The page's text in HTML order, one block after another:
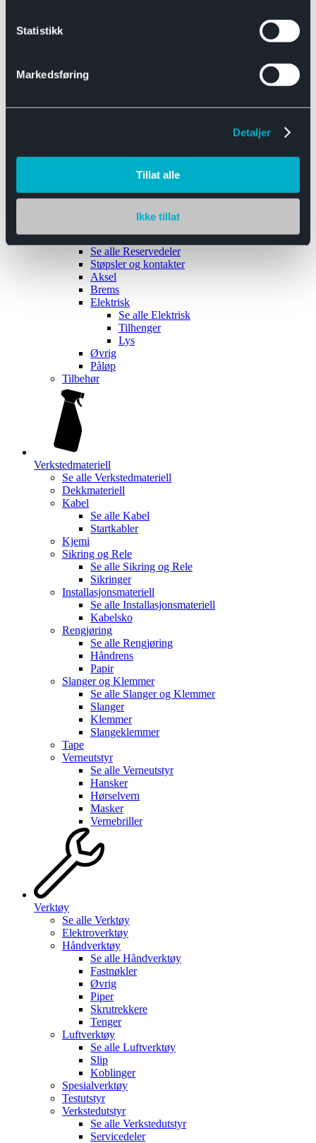
Statistikk
Markedsføring
Detaljer
Tillat alle
Ikke tillat
Båthengere
Reservedeler
Se alle Reservedeler
Støpsler og kontakter
Aksel
Brems
Elektrisk
Se alle Elektrisk
Tilhenger
Lys
Øvrig
Påløp
Tilbehør
Verkstedmateriell
Se alle Verkstedmateriell
Dekkmateriell
Kabel
Se alle Kabel
Startkabler
Kjemi
Sikring og Rele
Se alle Sikring og Rele
Sikringer
Installasjonsmateriell
Se alle Installasjonsmateriell
Kabelsko
Rengjøring
Se alle Rengjøring
Håndrens
Papir
Slanger og Klemmer
Se alle Slanger og Klemmer
Slanger
Klemmer
Slangeklemmer
Tape
Verneutstyr
Se alle Verneutstyr
Hansker
Hørselvern
Masker
Vernebriller
Verktøy
Se alle Verktøy
Elektroverktøy
Håndverktøy
Se alle Håndverktøy
Fastnøkler
Øvrig
Piper
Skrutrekkere
Tenger
Luftverktøy
Se alle Luftverktøy
Slip
Koblinger
Spesialverktøy
Testutstyr
Verkstedutstyr
Se alle Verkstedutstyr
Servicedeler